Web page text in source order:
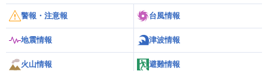
警報・注意報 台風情報
地震情報 津波情報
火山情報 避難情報